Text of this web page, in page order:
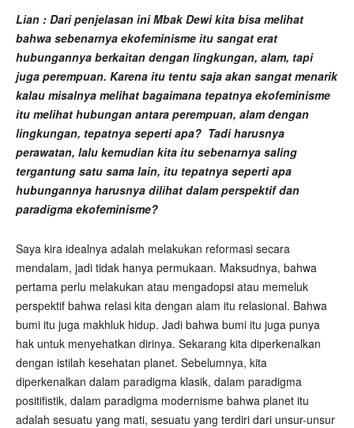
Lian : Dari penjelasan ini Mbak Dewi kita bisa melihat
bahwa sebenarnya ekofeminisme itu sangat erat
hubungannya berkaitan dengan lingkungan, alam, tapi
juga perempuan. Karena itu tentu saja akan sangat menarik
kalau misalnya melihat bagaimana tepatnya ekofeminisme
itu melihat hubungan antara perempuan, alam dengan
lingkungan, tepatnya seperti apa? Tadi harusnya
perawatan, lalu kemudian kita itu sebenarnya saling
tergantung satu sama lain, itu tepatnya seperti apa
hubungannya harusnya dilihat dalam perspektif dan
paradigma ekofeminisme?
Saya kira idealnya adalah melakukan reformasi secara
mendalam, jadi tidak hanya permukaan. Maksudnya, bahwa
pertama perlu melakukan atau mengadopsi atau memeluk
perspektif bahwa relasi kita dengan alam itu relasional. Bahwa
bumi itu juga makhluk hidup. Jadi bahwa bumi itu juga punya
hak untuk menyehatkan dirinya. Sekarang kita diperkenalkan
dengan istilah kesehatan planet. Sebelumnya, kita
diperkenalkan dalam paradigma klasik, dalam paradigma
positifistik, dalam paradigma modernisme bahwa planet itu
adalah sesuatu yang mati, sesuatu yang terdiri dari unsur-unsur